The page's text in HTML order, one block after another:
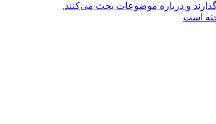
و درباره موضوعات بحث می‌کنند.
است